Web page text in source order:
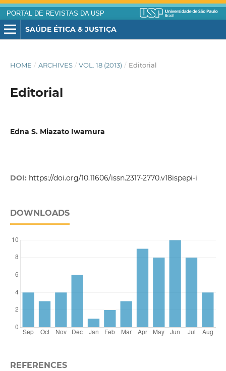
PORTAL DE REVISTAS DA USP
SAÚDE ÉTICA & JUSTIÇA
HOME / ARCHIVES / VOL. 18 (2013) / Editorial
Editorial
Edna S. Miazato Iwamura
DOI: https://doi.org/10.11606/issn.2317-2770.v18ispepi-i
DOWNLOADS
REFERENCES